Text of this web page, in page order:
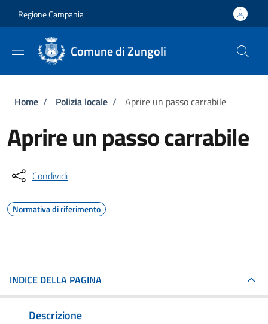
Regione Campania
Comune di Zungoli
Briciole di pane
Home / Polizia locale / Aprire un passo carrabile
Aprire un passo carrabile
Condividi
Normativa di riferimento
INDICE DELLA PAGINA
Descrizione